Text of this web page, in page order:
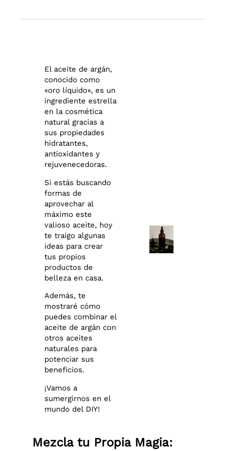
El aceite de argán,
conocido como
«oro líquido», es un
ingrediente estrella
en la cosmética
natural gracias a
sus propiedades
hidratantes,
antioxidantes y
rejuvenecedoras.
Si estás buscando
formas de
aprovechar al
máximo este
valioso aceite, hoy
te traigo algunas
ideas para crear
tus propios
productos de
belleza en casa.
Además, te
mostraré cómo
puedes combinar el
aceite de argán con
otros aceites
naturales para
potenciar sus
beneficios.
¡Vamos a
sumergirnos en el
mundo del DIY!
Mezcla tu Propia Magia: